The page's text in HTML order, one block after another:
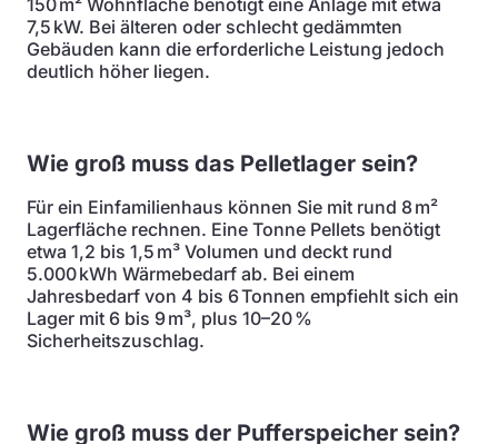
150 m² Wohnfläche benötigt eine Anlage mit etwa
7,5 kW. Bei älteren oder schlecht gedämmten
Gebäuden kann die erforderliche Leistung jedoch
deutlich höher liegen.
Wie groß muss das Pelletlager sein?
Für ein Einfamilienhaus können Sie mit rund 8 m²
Lagerfläche rechnen. Eine Tonne Pellets benötigt
etwa 1,2 bis 1,5 m³ Volumen und deckt rund
5.000 kWh Wärmebedarf ab. Bei einem
Jahresbedarf von 4 bis 6 Tonnen empfiehlt sich ein
Lager mit 6 bis 9 m³, plus 10–20 %
Sicherheitszuschlag.
Wie groß muss der Pufferspeicher sein?